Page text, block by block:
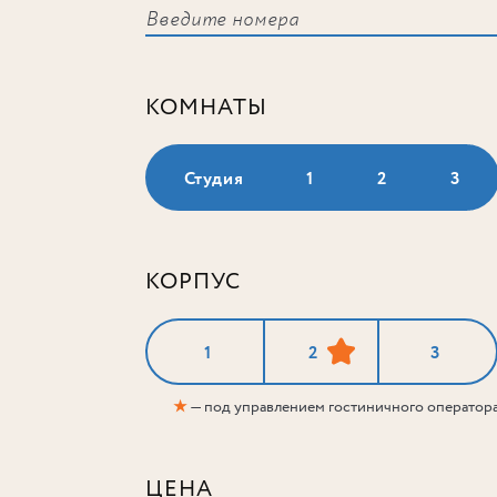
КОМНАТЫ
Студия 1 2 3
КОРПУС
1 2 3
★— под управлением гостиничного
ЦЕНА